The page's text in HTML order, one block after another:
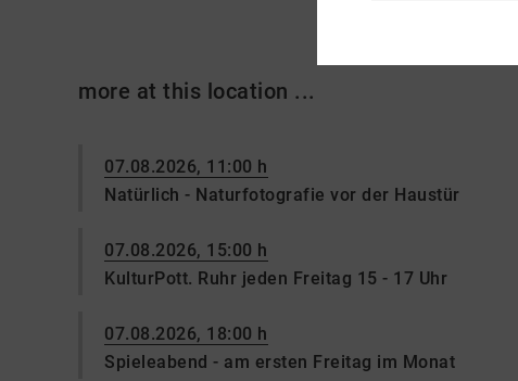
more at this location ...
07.08.2026, 11:00 h
Natürlich - Naturfotografie vor der Haustür
07.08.2026, 15:00 h
KulturPott. Ruhr jeden Freitag 15 - 17 Uhr
07.08.2026, 18:00 h
Spieleabend - am ersten Freitag im Monat